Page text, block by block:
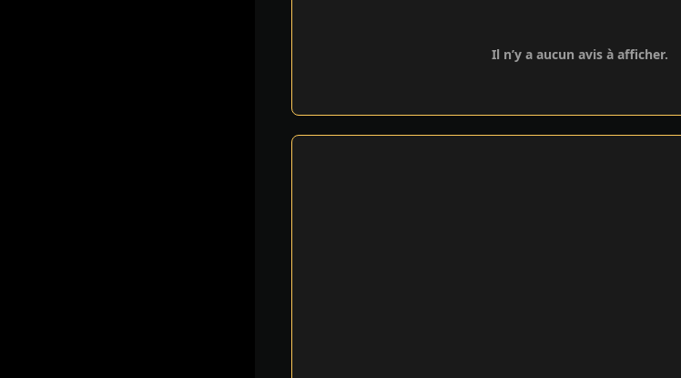
Il n’y a aucun avis à afficher.